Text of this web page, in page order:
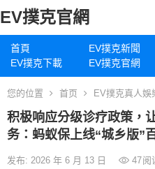
EV撲克官網
首頁 EV撲克新聞
EV撲克下載
EV撲克官網
您的位置 首页 EV撲克真人娛
积极响应分级诊疗政策，
务：蚂蚁保上线“城乡版”
发布: 2026 年 6 月 13 日 47阅